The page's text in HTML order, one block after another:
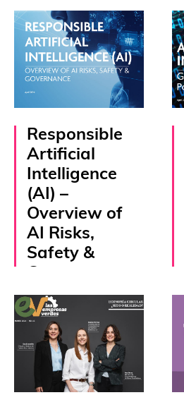
Responsible
Artificial
Intelligence
(AI) –
Overview of
AI Risks,
Safety &
Leer más